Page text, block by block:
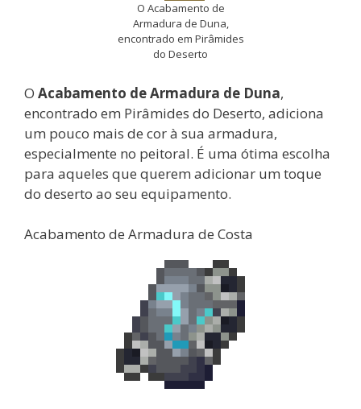
O Acabamento de
Armadura de Duna,
encontrado em Pirâmides
do Deserto
O Acabamento de Armadura de Duna,
encontrado em Pirâmides do Deserto, adiciona
um pouco mais de cor à sua armadura,
especialmente no peitoral. É uma ótima escolha
para aqueles que querem adicionar um toque
do deserto ao seu equipamento.
Acabamento de Armadura de Costa